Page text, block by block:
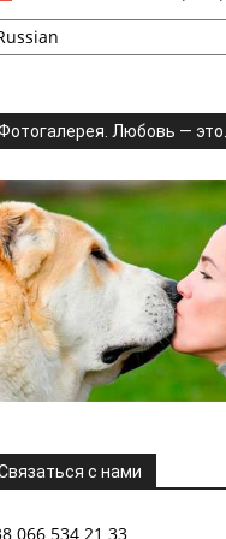
Любовь — это…
с нами
066 534 21 33